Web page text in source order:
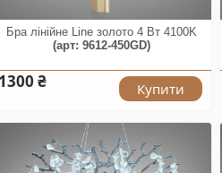
Бра лінійне Line золото 4 Вт 4100K
(арт: 9612-450GD)
1300 ₴ Купити